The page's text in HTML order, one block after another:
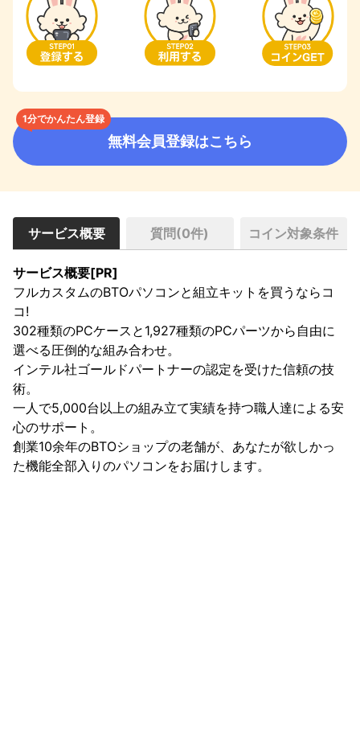
1分でかんたん登録
無料会員登録はこちら
サービス概要 質問(0件) コイン対象条件
サービス概要[PR]
フルカスタムのBTOパソコンと組立キットを買うならコ
コ!
302種類のPCケースと1,927種類のPCパーツから自由に
選べる圧倒的な組み合わせ。
インテル社ゴールドパートナーの認定を受けた信頼の技
術。
一人で5,000台以上の組み立て実績を持つ職人達による安
心のサポート。
創業10余年のBTOショップの老舗が、あなたが欲しかっ
た機能全部入りのパソコンをお届けします。